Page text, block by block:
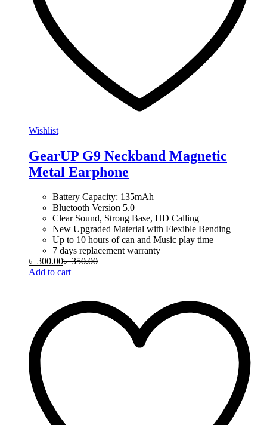
Wishlist
GearUP G9 Neckband Magnetic
Metal Earphone
Battery Capacity: 135mAh
Bluetooth Version 5.0
Clear Sound, Strong Base, HD Calling
New Upgraded Material with Flexible Bending
Up to 10 hours of can and Music play time
7 days replacement warranty
৳ 300.00৳350.00
Add to cart